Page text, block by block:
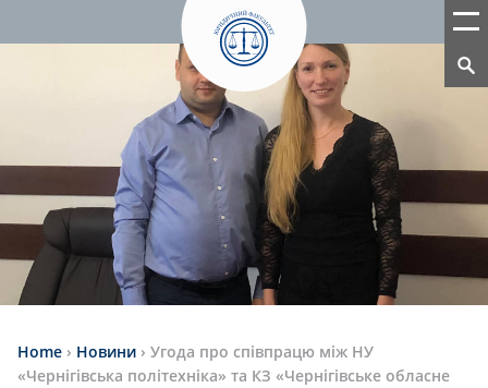
Home › Новини › Угода про співпрацю між НУ
«Чернігівська політехніка» та КЗ «Чернігівське обласне